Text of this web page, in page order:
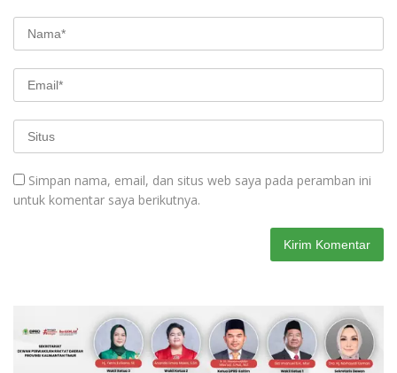
Simpan nama, email, dan situs web saya pada peramban ini
untuk komentar saya berikutnya.